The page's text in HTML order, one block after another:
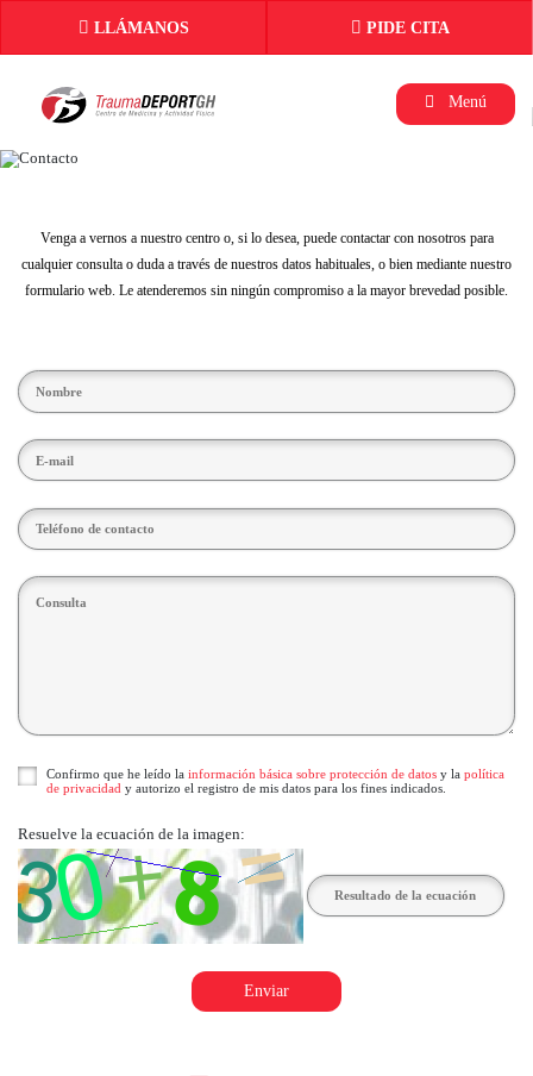
LLÁMANOS PIDE CITA
Menú
Venga a vernos a nuestro centro o, si lo desea, puede contactar con nosotros para
cualquier consulta o duda a través de nuestros datos habituales, o bien mediante nuestro
formulario web. Le atenderemos sin ningún compromiso a la mayor brevedad posible.
Confirmo que he leído la información básica sobre protección de datos y la política
de privacidad y autorizo el registro de mis datos para los fines indicados.
Resuelve la ecuación de la imagen:
Enviar